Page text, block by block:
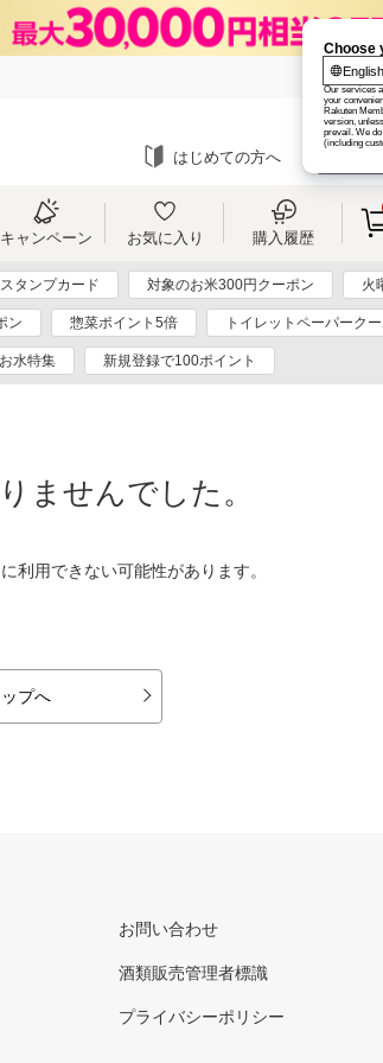
はじめての方へ
キャンペーン お気に入り 購入履歴
タンプカード 対象のお米300円クーポン 火
ン 惣菜ポイント5倍 トイレットペーパーク
お水特集 新規登録で100ポイント
ませんでした。
利用できない可能性があります。
プへ
お問い合わせ
酒類販売管理者標識
プライバシーポリシー